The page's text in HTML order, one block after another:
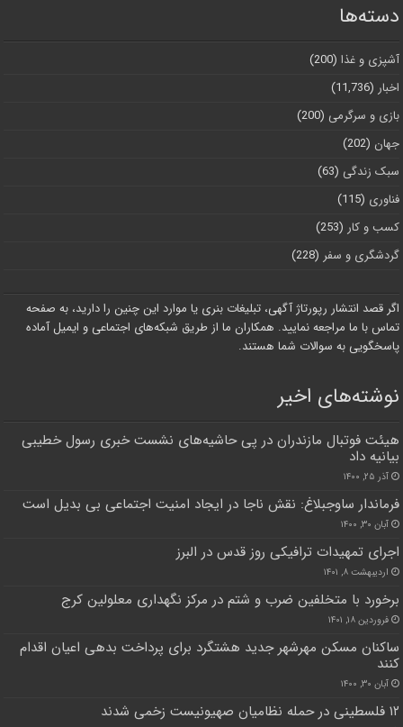
دسته‌ها
آشپزی و غذا (200)
اخبار (11,736)
بازی و سرگرمی (200)
جهان (202)
سبک زندگی (63)
فناوری (115)
کسب و کار (253)
گردشگری و سفر (228)
اگر قصد انتشار رپورتاژ آگهی، تبلیغات بنری یا موارد این چنین را دارید، به صفحه
تماس با ما مراجعه نمایید. همکاران ما از طریق شبکه‌های اجتماعی و ایمیل آماده
پاسخگویی به سوالات شما هستند.
نوشته‌های اخیر
هیئت فوتبال مازندران در پی حاشیه‌های نشست خبری رسول خطیبی
بیانیه داد
آذر ۲۵, ۱۴۰۰
فرماندار ساوجبلاغ: نقش ناجا در ایجاد امنیت اجتماعی بی بدیل است
آبان ۳۰, ۱۴۰۰
اجرای تمهیدات ترافیکی روز قدس در البرز
اردیبهشت ۸, ۱۴۰۱
برخورد با متخلفین ضرب و شتم در مرکز نگهداری معلولین کرج
فروردین ۱۸, ۱۴۰۱
ساکنان مسکن مهرشهر جدید هشتگرد برای پرداخت بدهی اعیان اقدام
کنند
آبان ۳۰, ۱۴۰۰
۱۲ فلسطینی در حمله نظامیان صهیونیست زخمی شدند